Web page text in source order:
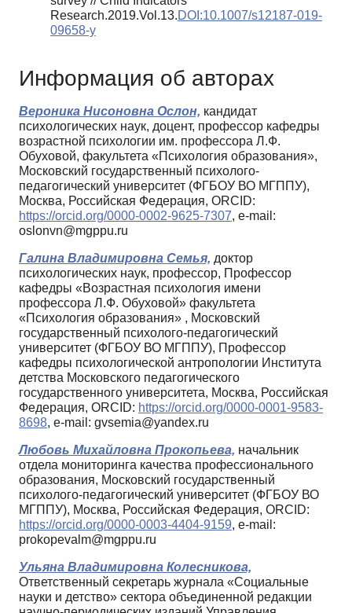
Research.2019.Vol.13.DOI:10.1007/s12187-019-
09658-y
Информация об авторах
Вероника Нисоновна Ослон, кандидат
психологических наук, доцент, профессор кафедры
возрастной психологии им. профессора Л.Ф.
Обуховой, факультета «Психология образования»,
Московский государственный психолого-
педагогический университет (ФГБОУ ВО МГППУ),
Москва, Российская Федерация, ORCID:
https://orcid.org/0000-0002-9625-7307, e-mail:
oslonvn@mgppu.ru
Галина Владимировна Семья, доктор
психологических наук, профессор, Профессор
кафедры «Возрастная психология имени
профессора Л.Ф. Обуховой» факультета
«Психология образования» , Московский
государственный психолого-педагогический
университет (ФГБОУ ВО МГППУ), Профессор
кафедры психологической антропологии Института
детства Московского педагогического
государственного университета, Москва, Российская
Федерация, ORCID: https://orcid.org/0000-0001-9583-
8698, e-mail: gvsemia@yandex.ru
Любовь Михайловна Прокопьева, начальник
отдела мониторинга качества профессионального
образования, Московский государственный
психолого-педагогический университет (ФГБОУ ВО
МГППУ), Москва, Российская Федерация, ORCID:
https://orcid.org/0000-0003-4404-9159, e-mail:
prokopevalm@mgppu.ru
Ульяна Владимировна Колесникова,
Ответственный секретарь журнала «Социальные
науки и детство» сектора объединенной редакции